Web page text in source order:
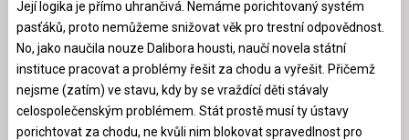
Její logika je přímo uhrančivá. Nemáme porichtovaný systém
pasťáků, proto nemůžeme snižovat věk pro trestní odpovědnost.
No, jako naučila nouze Dalibora housti, naučí novela státní
instituce pracovat a problémy řešit za chodu a vyřešit. Přičemž
nejsme (zatím) ve stavu, kdy by se vraždící děti stávaly
celospolečenským problémem. Stát prostě musí ty ústavy
porichtovat za chodu, ne kvůli nim blokovat spravedlnost pro